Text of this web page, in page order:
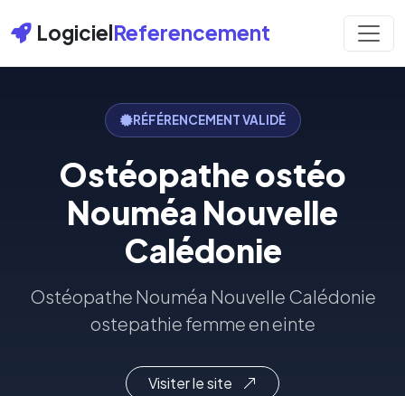
LogicielReferencement
RÉFÉRENCEMENT VALIDÉ
Ostéopathe ostéo
Nouméa Nouvelle
Calédonie
Ostéopathe Nouméa Nouvelle Calédonie
ostepathie femme en einte
Visiter le site